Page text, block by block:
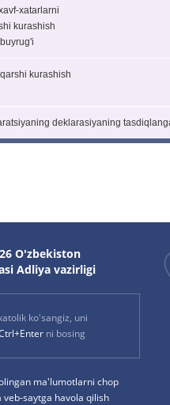
xatarlarni
kurashish
kurashish
deklarasiyaning
O'zbekiston
Adliya vazirligi
ko'sangiz, uni
ni bosing
ma'lumotlarni chop
veb-saytga havola qilish